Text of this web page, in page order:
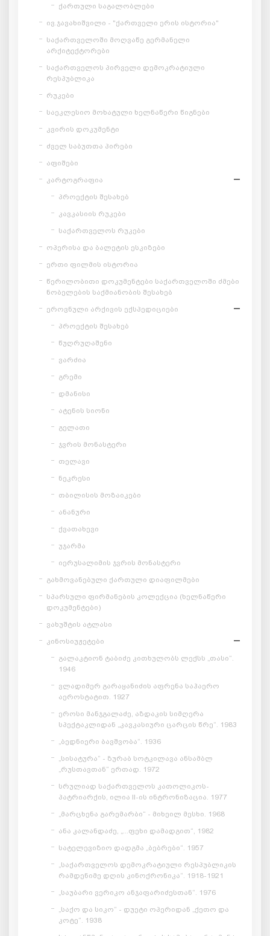
ქართული საგალობლები
ივ.ჯავახიშვილი - "ქართველი ერის ისტორია"
საქართველოში მოღვაწე გერმანელი
არქიტექტორები
საქართველოს პირველი დემოკრატიული
რესპუბლიკა
რუკები
საეკლესიო მოხატული ხელნაწერი წიგნები
კვირის დოკუმენტი
ძველ საბუთთა პირები
აფიშები
კარტოგრაფია
პროექტის შესახებ
კავკასიის რუკები
საქართველოს რუკები
ოპერისა და ბალეტის ესკიზები
ერთი ფილმის ისტორია
წერილობითი დოკუმენტები საქართველოში ძმები
ნობელების საქმიანობის შესახებ
ეროვნული არქივის ექსპედიციები
პროექტის შესახებ
წუღრუღაშენი
ვარძია
გრემი
დმანისი
ატენის სიონი
გელათი
ჯვრის მონასტერი
თელავი
ნეკრესი
თბილისის მოზაიკები
ანანური
ქვათახევი
უჯარმა
იერუსალიმის ჯვრის მონასტერი
გახმოვანებული ქართული დიაფილმები
სპარსული ფირმანების კოლექცია (ხელნაწერი
დოკუმენტები)
ვახუშტის ატლასი
კინოსიუჟეტები
გალაკტიონ ტაბიძე კითხულობს ლექსს „თასი“.
1946
ვლადიმერ გარაყანიძის აფრენა საჰაერო
აეროსტატით. 1927
ეროსი მანჯგალაძე, აზდაკის სიმღერა
სპექტაკლიდან „კავკასიური ცარცის წრე“. 1983
„ბედნიერი ბავშვობა“. 1936
„სისატურა“ - ზურაბ სოტკილავა ანსამბლ
„რუსთავთან“ ერთად. 1972
სრულიად საქართველოს კათოლიკოს-
პატრიარქის, ილია II-ის ინტრონიზაცია. 1977
„მარცხენა გარემარბი“ - მიხეილ მესხი. 1968
ანა კალანდაძე, „...ფეხი დამადგით“, 1982
სატელევიზიო დადგმა „ბებრები“. 1957
„საქართველოს დემოკრატიული რესპუბლიკის
რამდენიმე დღის კინოქრონიკა“. 1918-1921
„საუბარი ვერიკო ანჯაფარიძესთან“. 1976
„საქო და სიკო“ - დუეტი ოპერიდან „ქეთო და
კოტე“. 1938